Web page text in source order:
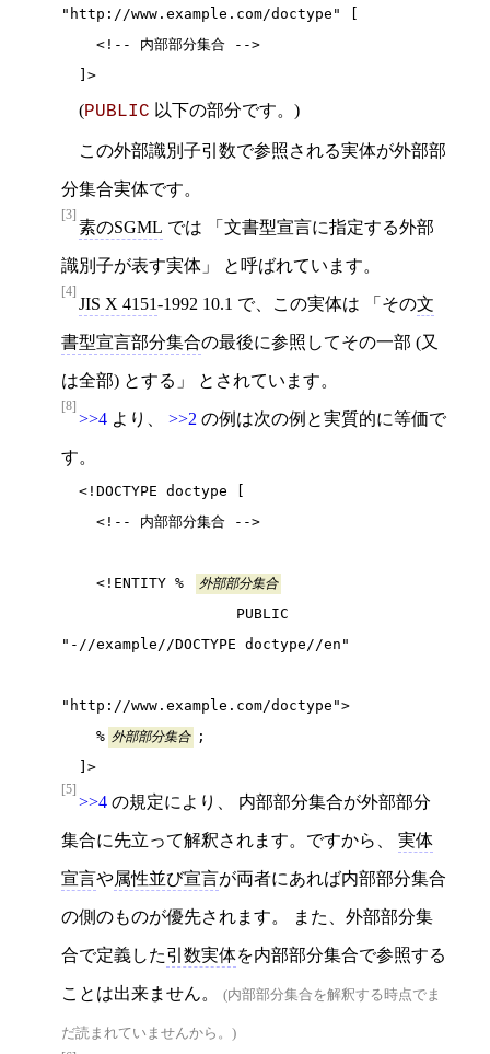
"http://www.example.com/doctype" [
    <!-- 内部部分集合 -->
  ]>
(PUBLIC 以下の部分です。)
この外部識別子引数で参照される実体が外部部
分集合実体です。
[3]
素のSGML では 文書型宣言に指定する外部
識別子が表す実体 と呼ばれています。
[4]
JIS X 4151‐1992 10.1 で、この実体は その文
書型宣言部分集合の最後に参照してその一部 (又
は全部) とする とされています。
[8]
>>4 より、 >>2 の例は次の例と実質的に等価で
す。
  <!DOCTYPE doctype [
    <!-- 内部部分集合 -->
    <!ENTITY %
外部部分集合
                    PUBLIC
"-//example//DOCTYPE doctype//en"
"http://www.example.com/doctype">
    %
外部部分集合
;
  ]>
[5]
>>4 の規定により、 内部部分集合が外部部分
集合に先立って解釈されます。ですから、 実体
宣言や属性並び宣言が両者にあれば内部部分集合
の側のものが優先されます。 また、外部部分集
合で定義した引数実体を内部部分集合で参照する
ことは出来ません。 (内部部分集合を解釈する時点でま
だ読まれていませんから。)